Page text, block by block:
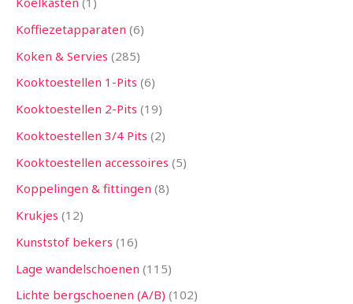
Koffiezetapparaten 6
Koken & Servies 285
Kooktoestellen 1-Pits 6
Kooktoestellen 2-Pits 19
Kooktoestellen 3/4 Pits 2
Kooktoestellen accessoires 5
Koppelingen & fittingen 8
Krukjes 12
Kunststof bekers 16
Lage wandelschoenen 115
Lichte bergschoenen (A/B) 102